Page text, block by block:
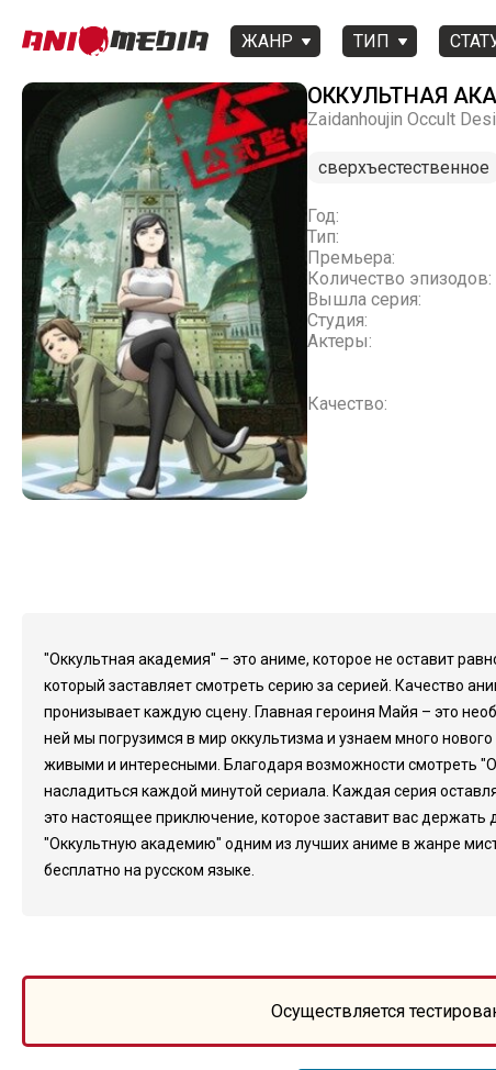
ЖАНР ТИП
ОККУЛЬТНАЯ
Zaidanhoujin Occult
сверхъестественное
Год:
Тип:
Премьера:
Количество эпизодов:
Вышла серия:
Студия:
Актеры:
Качество:
"Оккультная академия" – это аниме, которое не оставит
который заставляет смотреть серию за серией. Качество
пронизывает каждую сцену. Главная героиня Майя – это
ней мы погрузимся в мир оккультизма и узнаем много
живыми и интересными. Благодаря возможности смотреть
насладиться каждой минутой сериала. Каждая серия
это настоящее приключение, которое заставит вас
"Оккультную академию" одним из лучших аниме в жанре
бесплатно на русском языке.
Осуществляется